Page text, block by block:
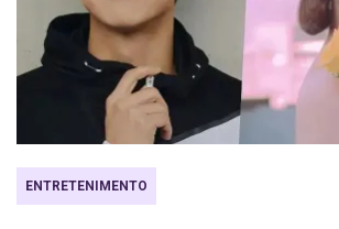
ENTRETENIMENTO